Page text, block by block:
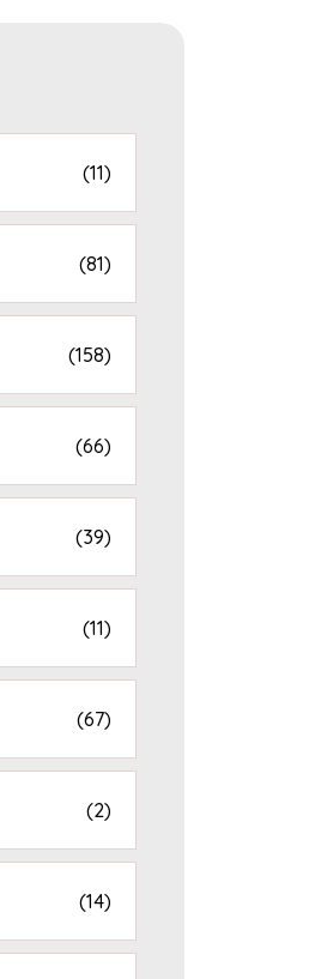
(11)
(81)
(158)
(66)
(39)
(11)
(67)
(2)
(14)